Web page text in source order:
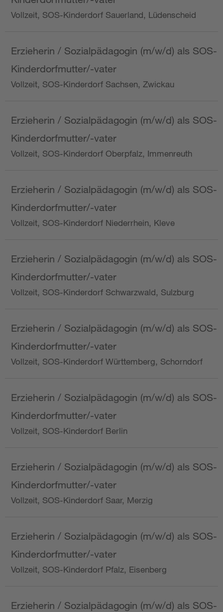
Vollzeit, SOS-Kinderdorf Sauerland, Lüdenscheid
Erzieherin / Sozialpädagogin (m/w/d) als SOS-
Kinderdorfmutter/-vater
Vollzeit, SOS-Kinderdorf Sachsen, Zwickau
Erzieherin / Sozialpädagogin (m/w/d) als SOS-
Kinderdorfmutter/-vater
Vollzeit, SOS-Kinderdorf Oberpfalz, Immenreuth
Erzieherin / Sozialpädagogin (m/w/d) als SOS-
Kinderdorfmutter/-vater
Vollzeit, SOS-Kinderdorf Niederrhein, Kleve
Erzieherin / Sozialpädagogin (m/w/d) als SOS-
Kinderdorfmutter/-vater
Vollzeit, SOS-Kinderdorf Schwarzwald, Sulzburg
Erzieherin / Sozialpädagogin (m/w/d) als SOS-
Kinderdorfmutter/-vater
Vollzeit, SOS-Kinderdorf Württemberg, Schorndorf
Erzieherin / Sozialpädagogin (m/w/d) als SOS-
Kinderdorfmutter/-vater
Vollzeit, SOS-Kinderdorf Berlin
Erzieherin / Sozialpädagogin (m/w/d) als SOS-
Kinderdorfmutter/-vater
Vollzeit, SOS-Kinderdorf Saar, Merzig
Erzieherin / Sozialpädagogin (m/w/d) als SOS-
Kinderdorfmutter/-vater
Vollzeit, SOS-Kinderdorf Pfalz, Eisenberg
Erzieherin / Sozialpädagogin (m/w/d) als SOS-